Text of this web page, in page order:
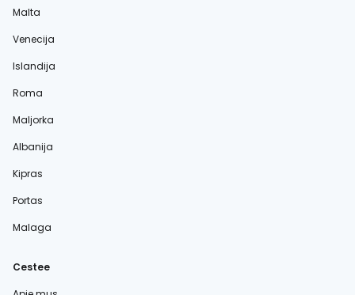
Malta
Venecija
Islandija
Roma
Maljorka
Albanija
Kipras
Portas
Malaga
Cestee